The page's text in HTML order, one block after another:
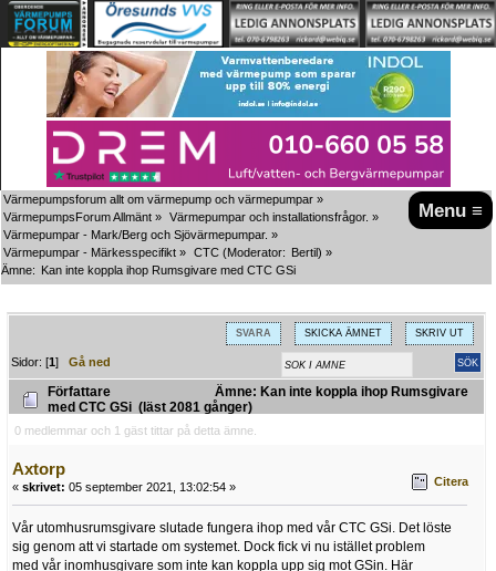
Menu ≡
Värmepumpsforum allt om värmepump och värmepumpar »
VärmepumpsForum Allmänt » Värmepumpar och installationsfrågor. »
Värmepumpar - Mark/Berg och Sjövärmepumpar. »
Värmepumpar - Märkesspecifikt » CTC (Moderator: Bertil) »
Ämne: Kan inte koppla ihop Rumsgivare med CTC GSi
SVARA SKICKA ÄMNET SKRIV UT
Sidor: [1]Gå ned
Författare
Ämne: Kan inte koppla ihop Rumsgivare
med CTC GSi (läst 2081 gånger)
0 medlemmar och 1 gäst tittar på detta ämne.
Axtorp
« skrivet: 05 september 2021, 13:02:54 » Citera
Vår utomhusrumsgivare slutade fungera ihop med vår CTC GSi. Det löste
sig genom att vi startade om systemet. Dock fick vi nu istället problem
med vår inomhusgivare som inte kan koppla upp sig mot GSin. Här